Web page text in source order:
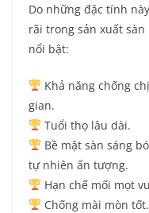
Do những đặc tính
rãi trong sản xuất
nổi bật:
Khả năng chống
gian.
Tuổi thọ lâu dài.
Bề mặt sàn sáng
tự nhiên ấn tượng.
Hạn chế mối mọt
Chống mài mòn tốt.